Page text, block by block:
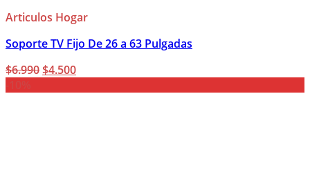
Articulos Hogar
Soporte TV Fijo De 26 a 63 Pulgadas
$6.990El
$4.500El